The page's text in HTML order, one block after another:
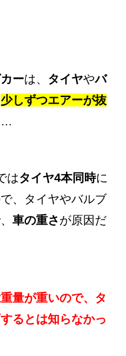
ーは、 タイヤやバ
少しずつエアーが抜
…
はタイヤ4本同時に
、タイヤやバルブ
車の重さが原因だ
量が重いので、タ
るとは知らなかっ